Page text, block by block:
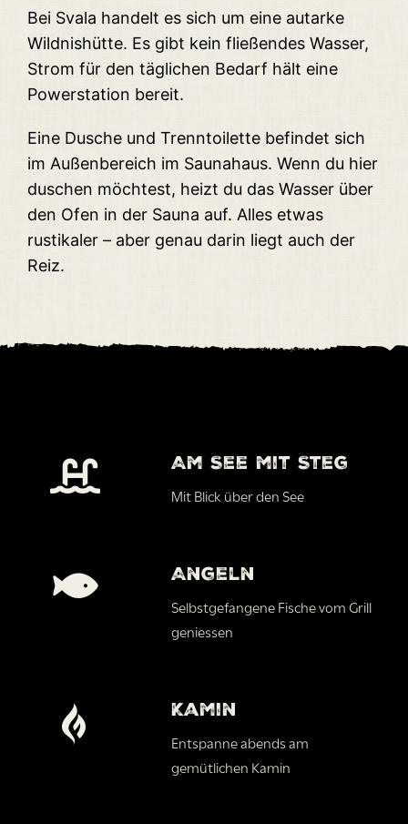
Bei Svala handelt es sich um eine autarke
Wildnishütte. Es gibt kein fließendes Wasser,
Strom für den täglichen Bedarf hält eine
Powerstation bereit.
Eine Dusche und Trenntoilette befindet sich
im Außenbereich im Saunahaus. Wenn du hier
duschen möchtest, heizt du das Wasser über
den Ofen in der Sauna auf. Alles etwas
rustikaler – aber genau darin liegt auch der
Reiz.
Am See mit Steg
Mit Blick über den See
Angeln
Selbstgefangene Fische vom Grill
geniessen
Kamin
Entspanne abends am
gemütlichen Kamin